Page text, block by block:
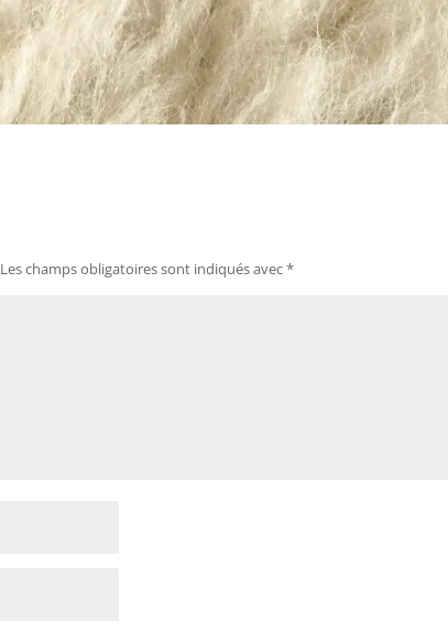
Les champs obligatoires sont indiqués avec*